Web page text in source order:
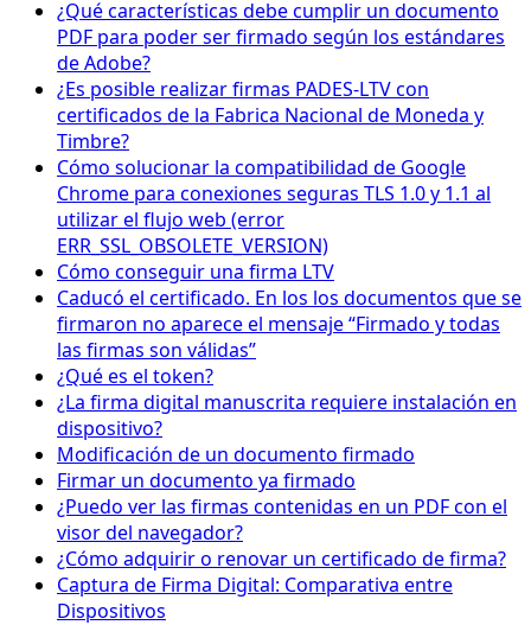
¿Qué características debe cumplir un documento
PDF para poder ser firmado según los estándares
de Adobe?
¿Es posible realizar firmas PADES-LTV con
certificados de la Fabrica Nacional de Moneda y
Timbre?
Cómo solucionar la compatibilidad de Google
Chrome para conexiones seguras TLS 1.0 y 1.1 al
utilizar el flujo web (error
ERR_SSL_OBSOLETE_VERSION)
Cómo conseguir una firma LTV
Caducó el certificado. En los los documentos que se
firmaron no aparece el mensaje “Firmado y todas
las firmas son válidas”
¿Qué es el token?
¿La firma digital manuscrita requiere instalación en
dispositivo?
Modificación de un documento firmado
Firmar un documento ya firmado
¿Puedo ver las firmas contenidas en un PDF con el
visor del navegador?
¿Cómo adquirir o renovar un certificado de firma?
Captura de Firma Digital: Comparativa entre
Dispositivos